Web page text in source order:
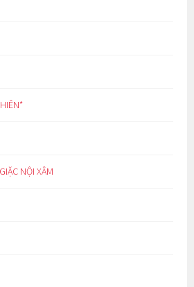
NỘI XÂM